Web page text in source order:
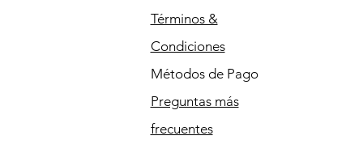
Términos &
Condiciones
Métodos de Pago
Preguntas más
frecuentes